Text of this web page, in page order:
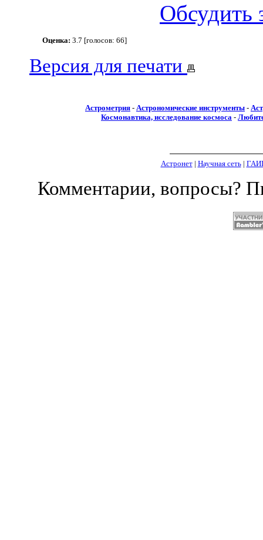
Обсудить
Оценка: 3.7 [голосов: 66]
Версия для печати
Астрометрия - Астрономические инструменты -
Космонавтика, исследование космоса -
Астронет| Научная сеть|
Комментарии, вопросы?